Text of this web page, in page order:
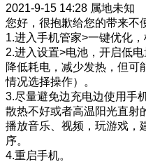
2021-9-15 14:28 属地未知
您好，很抱歉给您的带来不
1.进入手机管家>一键优化
2.进入设置>电池，开启低
降低耗电，减少发热，但可
情况选择操作）。
3.尽量避免边充电边使用手
散热不好或者高温阳光直射
播放音乐、视频，玩游戏，
序。
4.重启手机。